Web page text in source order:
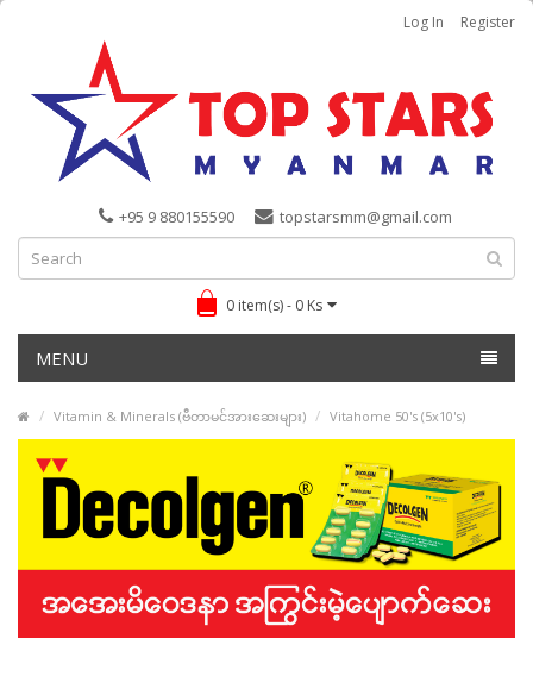
Log In Register
+95 9 880155590 topstarsmm@gmail.com
0 item(s) - 0 Ks
MENU
Vitamin & Minerals (ဗီတာမင်အားဆေးများ) Vitahome 50's (5x10's)